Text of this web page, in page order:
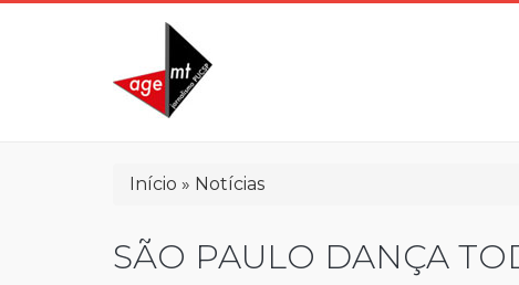
Trilha
navegação
Início Notícias
SÃO PAULO DANÇA